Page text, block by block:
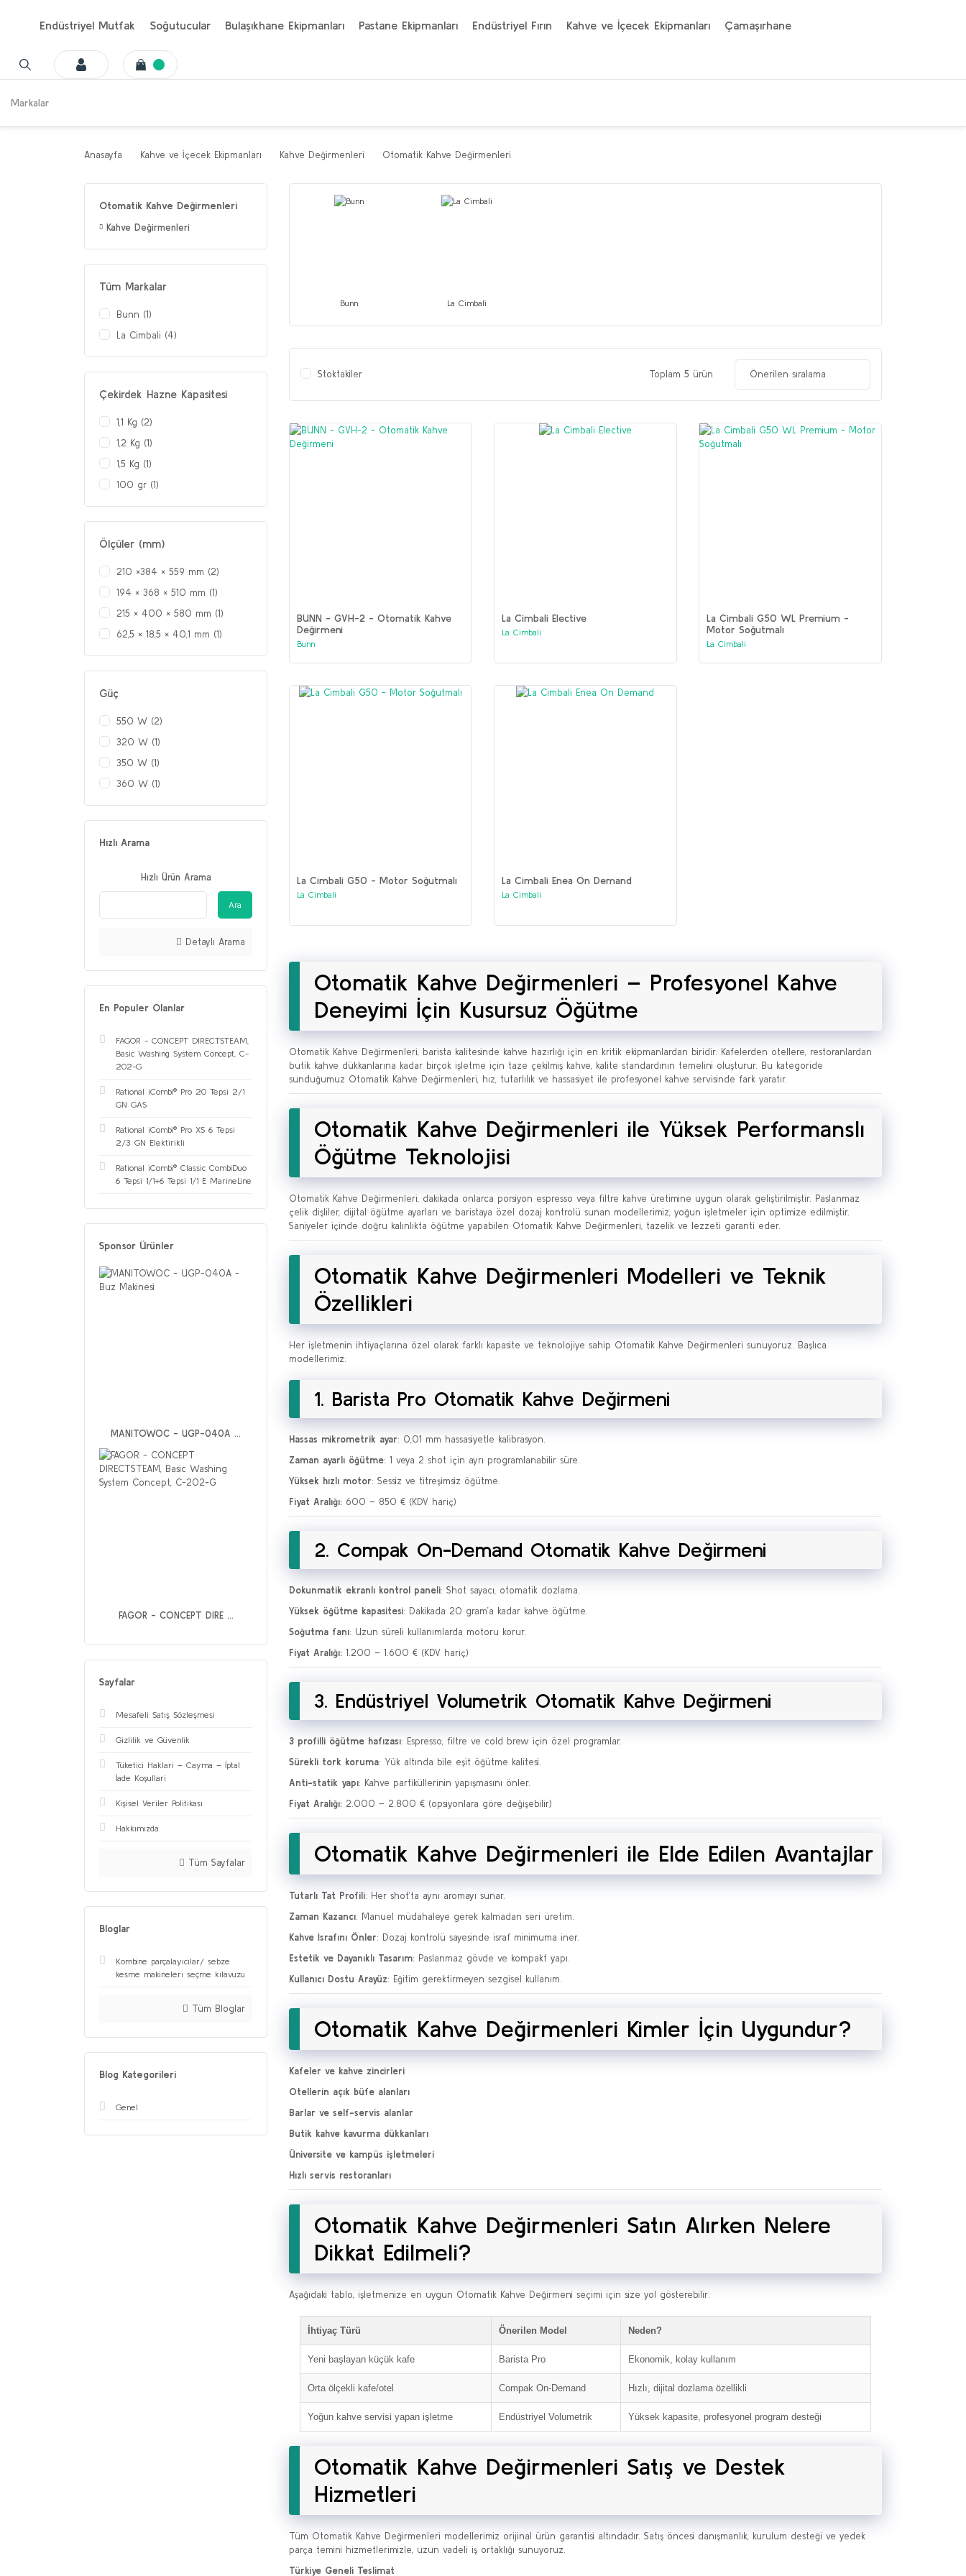
Endüstriyel Mutfak Soğutucular Bulaşıkhane Ekipmanları Pastane Ekipmanları Endüstriyel Fırın Kahve ve İçecek Ekipmanları Çamaşırhane
Markalar
Anasayfa Kahve ve İçecek Ekipmanları Kahve Değirmenleri Otomatik Kahve Değirmenleri
Otomatik Kahve Değirmenleri
Kahve Değirmenleri
Tüm Markalar
Bunn (1)
La Cimbali (4)
Çekirdek Hazne Kapasitesi
1,1 Kg (2)
1,2 Kg (1)
1,5 Kg (1)
100 gr (1)
Ölçüler (mm)
210 ×384 × 559 mm (2)
194 × 368 × 510 mm (1)
215 × 400 × 580 mm (1)
62,5 × 18,5 × 40,1 mm (1)
Güç
550 W (2)
320 W (1)
350 W (1)
360 W (1)
Hızlı Arama
Hızlı Ürün Arama
Ara
Detaylı Arama
En Populer Olanlar
FAGOR - CONCEPT DIRECTSTEAM,
Basic Washing System Concept, C-
202-G
Rational iCombi® Pro 20 Tepsi 2/1
GN GAS
Rational iCombi® Pro XS 6 Tepsi
2/3 GN Elektirikli
Rational iCombi® Classic CombiDuo
6 Tepsi 1/1+6 Tepsi 1/1 E MarineLine
Sponsor Ürünler
MANITOWOC - UGP-040A ...
FAGOR - CONCEPT DIRE ...
Sayfalar
Mesafeli Satış Sözleşmesi
Gizlilik ve Güvenlik
Tüketici Haklari – Cayma – İptal
İade Koşullari
Kişisel Veriler Politikası
Hakkımızda
Tüm Sayfalar
Bloglar
Kombine parçalayıcılar/ sebze
kesme makineleri seçme kılavuzu
Tüm Bloglar
Blog Kategorileri
Genel
Bunn La Cimbali
Stoktakiler Toplam 5 ürün
BUNN - GVH-2 - Otomatik Kahve
Değirmeni
Bunn
La Cimbali Elective
La Cimbali
La Cimbali G50 WL Premium -
Motor Soğutmalı
La Cimbali
La Cimbali G50 - Motor Soğutmalı
La Cimbali
La Cimbali Enea On Demand
La Cimbali
Otomatik Kahve Değirmenleri – Profesyonel Kahve
Deneyimi İçin Kusursuz Öğütme
Otomatik Kahve Değirmenleri, barista kalitesinde kahve hazırlığı için en kritik ekipmanlardan biridir. Kafelerden otellere, restoranlardan
butik kahve dükkanlarına kadar birçok işletme için taze çekilmiş kahve, kalite standardının temelini oluşturur. Bu kategoride
sunduğumuz Otomatik Kahve Değirmenleri, hız, tutarlılık ve hassasiyet ile profesyonel kahve servisinde fark yaratır.
Otomatik Kahve Değirmenleri ile Yüksek Performanslı
Öğütme Teknolojisi
Otomatik Kahve Değirmenleri, dakikada onlarca porsiyon espresso veya filtre kahve üretimine uygun olarak geliştirilmiştir. Paslanmaz
çelik dişliler, dijital öğütme ayarları ve baristaya özel dozaj kontrolü sunan modellerimiz, yoğun işletmeler için optimize edilmiştir.
Saniyeler içinde doğru kalınlıkta öğütme yapabilen Otomatik Kahve Değirmenleri, tazelik ve lezzeti garanti eder.
Otomatik Kahve Değirmenleri Modelleri ve Teknik
Özellikleri
Her işletmenin ihtiyaçlarına özel olarak farklı kapasite ve teknolojiye sahip Otomatik Kahve Değirmenleri sunuyoruz. Başlıca
modellerimiz:
1. Barista Pro Otomatik Kahve Değirmeni
Hassas mikrometrik ayar: 0,01 mm hassasiyetle kalibrasyon.
Zaman ayarlı öğütme: 1 veya 2 shot için ayrı programlanabilir süre.
Yüksek hızlı motor: Sessiz ve titreşimsiz öğütme.
Fiyat Aralığı: 600 – 850 € (KDV hariç)
2. Compak On-Demand Otomatik Kahve Değirmeni
Dokunmatik ekranlı kontrol paneli: Shot sayacı, otomatik dozlama.
Yüksek öğütme kapasitesi: Dakikada 20 gram’a kadar kahve öğütme.
Soğutma fanı: Uzun süreli kullanımlarda motoru korur.
Fiyat Aralığı: 1.200 – 1.600 € (KDV hariç)
3. Endüstriyel Volumetrik Otomatik Kahve Değirmeni
3 profilli öğütme hafızası: Espresso, filtre ve cold brew için özel programlar.
Sürekli tork koruma: Yük altında bile eşit öğütme kalitesi.
Anti-statik yapı: Kahve partiküllerinin yapışmasını önler.
Fiyat Aralığı: 2.000 – 2.800 € (opsiyonlara göre değişebilir)
Otomatik Kahve Değirmenleri ile Elde Edilen Avantajlar
Tutarlı Tat Profili: Her shot’ta aynı aromayı sunar.
Zaman Kazancı: Manuel müdahaleye gerek kalmadan seri üretim.
Kahve İsrafını Önler: Dozaj kontrolü sayesinde israf minimuma iner.
Estetik ve Dayanıklı Tasarım: Paslanmaz gövde ve kompakt yapı.
Kullanıcı Dostu Arayüz: Eğitim gerektirmeyen sezgisel kullanım.
Otomatik Kahve Değirmenleri Kimler İçin Uygundur?
Kafeler ve kahve zincirleri
Otellerin açık büfe alanları
Barlar ve self-servis alanlar
Butik kahve kavurma dükkanları
Üniversite ve kampüs işletmeleri
Hızlı servis restoranları
Otomatik Kahve Değirmenleri Satın Alırken Nelere
Dikkat Edilmeli?
Aşağıdaki tablo, işletmenize en uygun Otomatik Kahve Değirmeni seçimi için size yol gösterebilir:
İhtiyaç Türü Önerilen Model Neden?
Yeni başlayan küçük kafe Barista Pro Ekonomik, kolay kullanım
Orta ölçekli kafe/otel Compak On-Demand Hızlı, dijital dozlama özellikli
Yoğun kahve servisi yapan işletme Endüstriyel Volumetrik Yüksek kapasite, profesyonel program desteği
Otomatik Kahve Değirmenleri Satış ve Destek
Hizmetleri
Tüm Otomatik Kahve Değirmenleri modellerimiz orijinal ürün garantisi altındadır. Satış öncesi danışmanlık, kurulum desteği ve yedek
parça temini hizmetlerimizle, uzun vadeli iş ortaklığı sunuyoruz.
Türkiye Geneli Teslimat